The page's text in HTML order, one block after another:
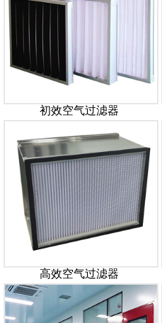
初效空气过滤器
高效空气过滤器